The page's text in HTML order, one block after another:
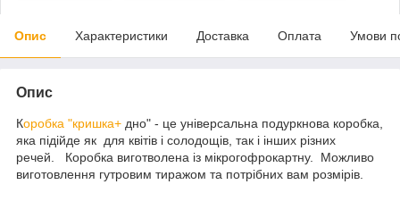
Опис Характеристики Доставка Оплата Умови
Опис
Коробка "кришка+ дно" - це універсальна подуркнова коробка,
яка підійде як для квітів і солодощів, так і інших різних
речей. Коробка виготволена із мікрогофрокартну. Можливо
виготовлення гутровим тиражом та потрібних вам розмірів.